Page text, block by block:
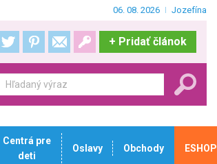
06. 08. 2026 Jozefína
+ Pridať článok
Centrá pre
deti
Oslavy Obchody ESHOP